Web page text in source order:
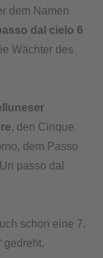
dem Namen
dal cielo 6
Wächter des
, den Cinque
dem Passo
passo dal
schon eine 7.
gedreht,